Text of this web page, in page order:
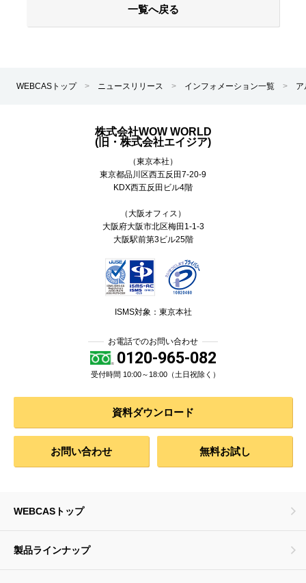
一覧へ戻る
WEBCASトップ > ニュースリリース > インフォメーション一覧 >
株式会社WOW WORLD
(旧・株式会社エイジア)
（東京本社）
東京都品川区西五反田7-20-9
KDX西五反田ビル4階
（大阪オフィス）
大阪府大阪市北区梅田1-1-3
大阪駅前第3ビル25階
ISMS対象：東京本社
お電話でのお問い合わせ
0120-965-082
受付時間 10:00～18:00（土日祝除く）
資料ダウンロード
お問い合わせ 無料お試し
WEBCASトップ
製品ラインナップ